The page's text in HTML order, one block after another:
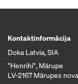
Kontaktinformācija
Doka Latvia, SIA
"Henrihi", Mārupe
LV-2167 Mārupes